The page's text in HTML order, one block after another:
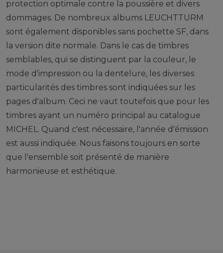
protection optimale contre la poussière et divers
dommages. De nombreux albums LEUCHTTURM
sont également disponibles sans pochette SF, dans
la version dite normale. Dans le cas de timbres
semblables, qui se distinguent par la couleur, le
mode d'impression ou la dentelure, les diverses
particularités des timbres sont indiquées sur les
pages d'album. Ceci ne vaut toutefois que pour les
timbres ayant un numéro principal au catalogue
MICHEL. Quand c'est nécessaire, l'année d'émission
est aussi indiquée. Nous faisons toujours en sorte
que l'ensemble soit présenté de manière
harmonieuse et esthétique.